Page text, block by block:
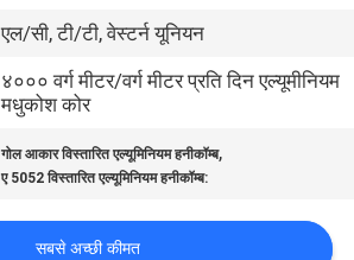
एल/सी, टी/टी, वेस्टर्न यूनियन
४००० वर्ग मीटर/वर्ग मीटर प्रति दिन एल्यूमीनियम
मधुकोश कोर
गोल आकार विस्तारित एल्यूमिनियम हनीकॉम्ब,
ए 5052 विस्तारित एल्यूमिनियम हनीकॉम्ब:
सबसे अच्छी कीमत